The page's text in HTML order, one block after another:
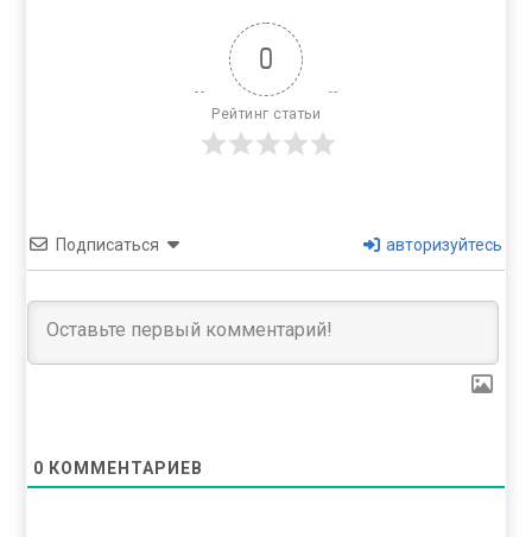
0
Рейтинг статьи
Подписаться авторизуйтесь
0 КОММЕНТАРИЕВ